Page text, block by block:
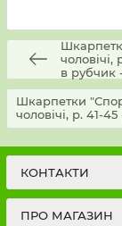
в рубчик
Шкарпетки
чоловічі, р. 41-
КОНТАКТИ
ПРО МАГАЗИН